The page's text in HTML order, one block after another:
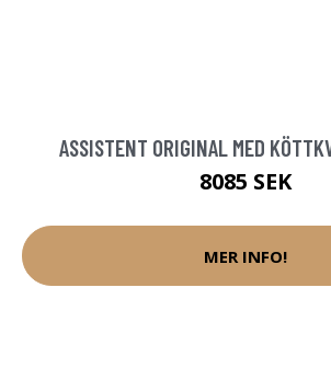
ASSISTENT ORIGINAL MED
8085 SEK
MER INFO!